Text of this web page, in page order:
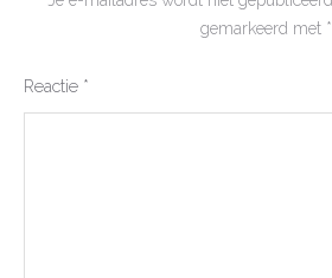
gemarkeerd met *
Reactie *